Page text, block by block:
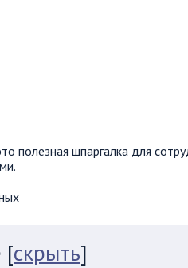
полезная шпаргалка для
[скрыть]